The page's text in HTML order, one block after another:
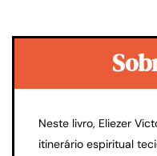
Neste livro, Eliezer
itinerário espiritual